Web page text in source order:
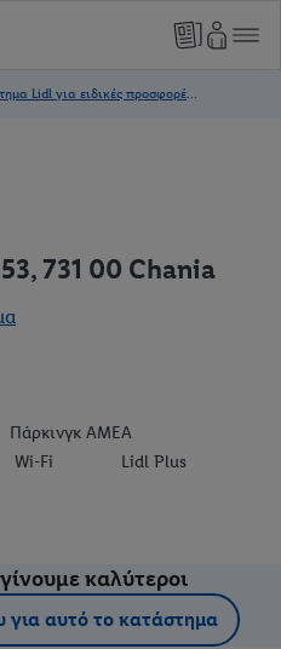
731 00 Chania
Πάρκινγκ ΑΜΕΑ
Wi-Fi Lidl Plus
καλύτεροι
αυτό το κατάστημα